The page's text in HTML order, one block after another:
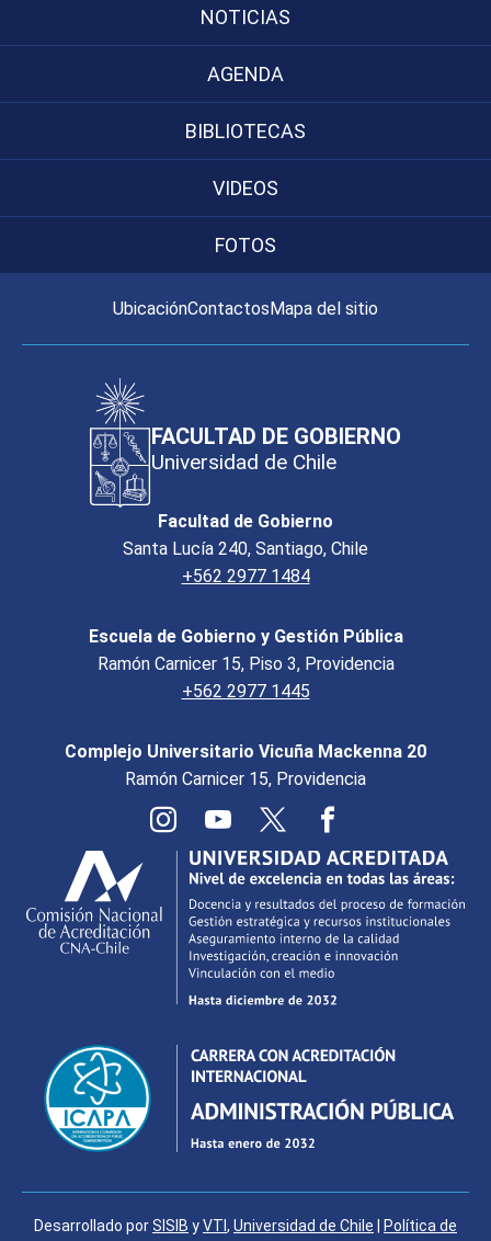
NOTICIAS
AGENDA
BIBLIOTECAS
VIDEOS
FOTOS
UbicaciónContactosMapa del sitio
FACULTAD DE GOBIERNO
Universidad de Chile
Facultad de Gobierno
Santa Lucía 240, Santiago, Chile
+562 2977 1484
Escuela de Gobierno y Gestión Pública
Ramón Carnicer 15, Piso 3, Providencia
+562 2977 1445
Complejo Universitario Vicuña Mackenna 20
Ramón Carnicer 15, Providencia
Desarrollado porSISIB yVTI , Universidad de Chile
Política de